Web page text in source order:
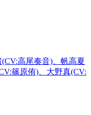
高尾奏音)、帆高夏
篠原侑)、大野真(CV: